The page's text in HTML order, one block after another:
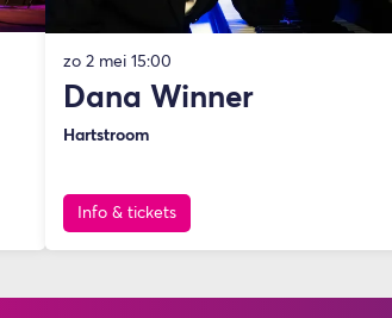
Dana Winner
Hartstroom
zo 2 mei15:00
Info & tickets